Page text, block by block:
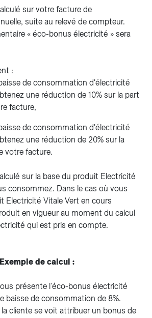
sur votre facture de
suite au relevé de compteur.
« éco-bonus électricité » sera
:
de consommation d'électricité
une réduction de 10% sur la part
facture,
de consommation d'électricité
une réduction de 20% sur la
votre facture.
sur la base du produit Electricité
consommez. Dans le cas où vous
Electricité Vitale Vert en cours
en vigueur au moment du calcul
qui est pris en compte.
Exemple de calcul :
présente l’éco-bonus électricité
baisse de consommation de 8%.
la cliente se voit attribuer un bonus de